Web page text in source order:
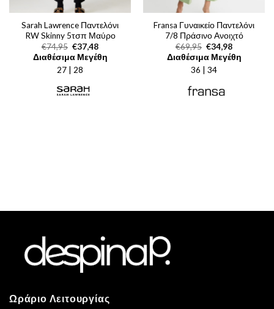
Sarah Lawrence Παντελόνι
RW Skinny 5τσπ Μαύρο
€74,95 Original
price
was:
€74,95.
€37,48Η
τρέχουσα
τιμή
Διαθέσιμα Μεγέθη
27 | 28
Fransa Γυναικείο Παντελόνι
7/8 Πράσινο Ανοιχτό
€69,95 Original
price
was:
€69,95.
€34,98Η
τρέχουσα
τιμή
Διαθέσιμα Μεγέθη
36 | 34
Ωράριο Λειτουργίας